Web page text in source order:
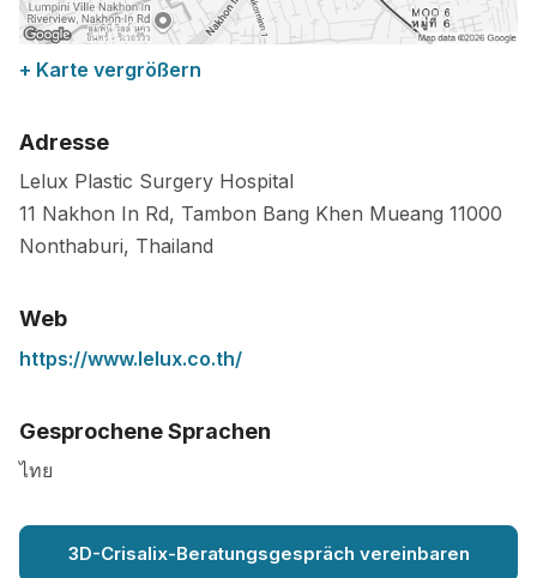
+ Karte vergrößern
Adresse
Lelux Plastic Surgery Hospital
11 Nakhon In Rd, Tambon Bang Khen Mueang 11000
Nonthaburi, Thailand
Web
https://www.lelux.co.th/
Gesprochene Sprachen
ไทย
3D-Crisalix-Beratungsgespräch vereinbaren